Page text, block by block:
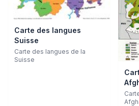
Carte des langues
Suisse
Carte des langues de la
Suisse